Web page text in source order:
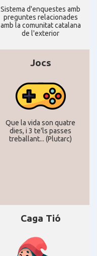
SHEFFIELD
a WIGHT
a YORK
al Regne Unit i
Sistema d'enquestes amb
preguntes relacionades
amb la comunitat catalana
de l'exterior
Jocs
Que la vida son quatre
dies, i 3 te'ls passes
treballant... (Plutarc)
Caga Tió